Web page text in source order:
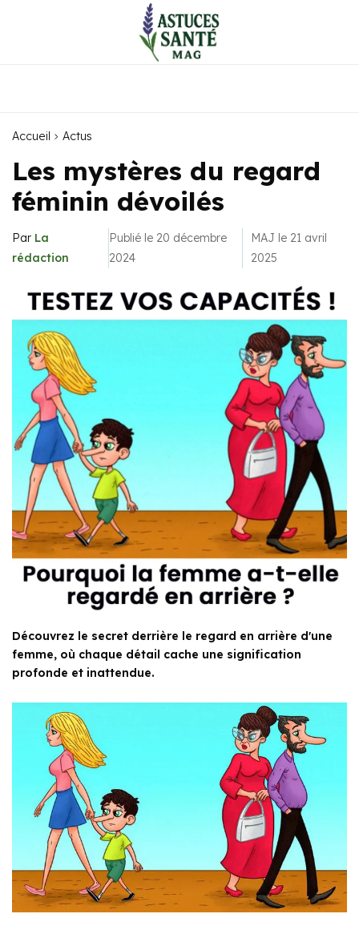
Accueil Actus
Les mystères du regard
féminin dévoilés
Par La
rédaction
Publié le 20 décembre
2024
MAJ le 21 avril
2025
Découvrez le secret derrière le regard en arrière d'une
femme, où chaque détail cache une signification
profonde et inattendue.